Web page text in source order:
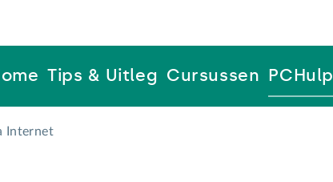
Tips & Uitleg Cursussen PCHulp
Internet